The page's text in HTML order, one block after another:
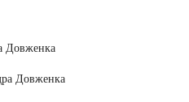
Довженка
Довженка